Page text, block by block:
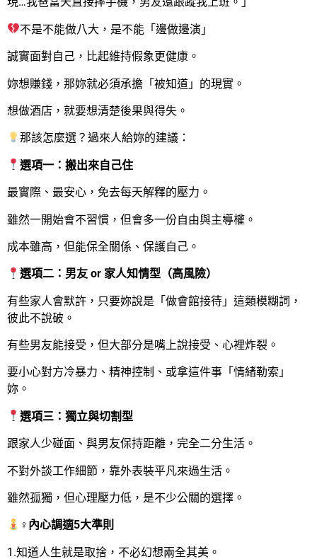
不是不能做八大，是不能「邊做邊演」
誠實面對自己，比起維持假象更健康。
妳想賺錢，那妳就必須承擔「被知道」的現實。
想做酒店，就要想清楚後果與得失。
那該怎麼選？過來人給妳的建議：
選項一：搬出來自己住
最實際、最安心，免去每天解釋的壓力。
雖然一開始會不習慣，但會多一份自由與主導權。
成本雖高，但能保全關係、保護自己。
選項二：男友 or 家人知情型（高風險）
有些家人會默許，只要妳說是「做會館接待」這類模糊詞，
彼此不說破。
有些男友能接受，但大部分是嘴上說接受、心裡炸裂。
要小心對方冷暴力、精神控制、或拿這件事「情緒勒索」
妳。
選項三：獨立與切割型
跟家人少碰面、與男友保持距離，完全二分生活。
不對外談工作細節，靠外表裝平凡來過生活。
雖然孤獨，但心理壓力低，是不少公關的選擇。
‍♀內心調適5大準則
1.知道人生就是取捨，不必幻想兩全其美。